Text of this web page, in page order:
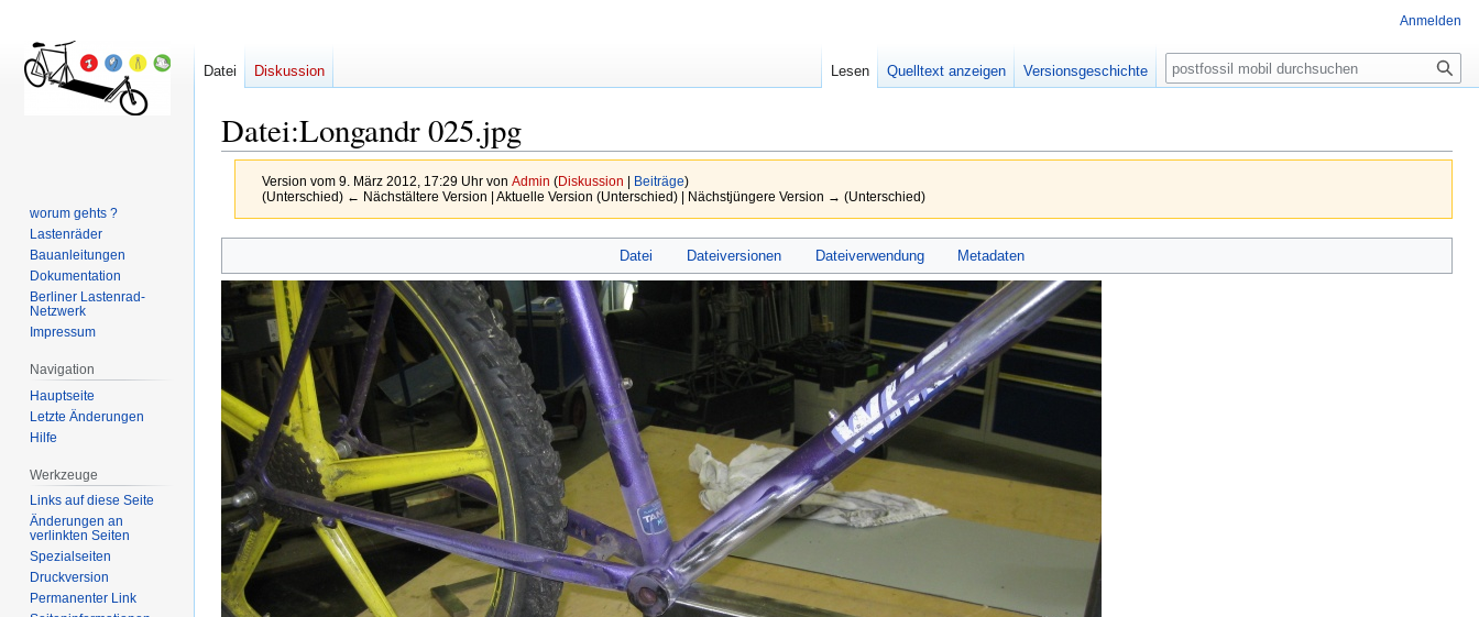
Datei:Longandr 025.jpg
Version vom 9. März 2012, 17:29 Uhr von Admin (Diskussion Beiträge)
(Unterschied) ← Nächstältere Version | Aktuelle Version (Unterschied) | Nächstjüngere Version → (Unterschied)
Navigation
springen
Suche
springen
Datei Dateiversionen Dateiverwendung Metadaten
Anmelden
Datei Diskussion Lesen Quelltext anzeigen Versionsgeschichte Suche
worum gehts ?
Lastenräder
Bauanleitungen
Dokumentation
Berliner Lastenrad-
Netzwerk
Impressum
Navigation
Hauptseite
Letzte Änderungen
Hilfe
Werkzeuge
Links auf diese Seite
Änderungen an
verlinkten Seiten
Spezialseiten
Druckversion
Permanenter Link